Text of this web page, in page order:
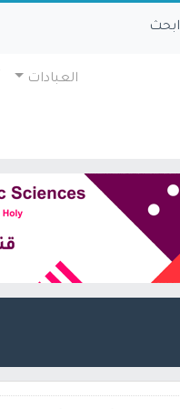
ابحث
العبادات